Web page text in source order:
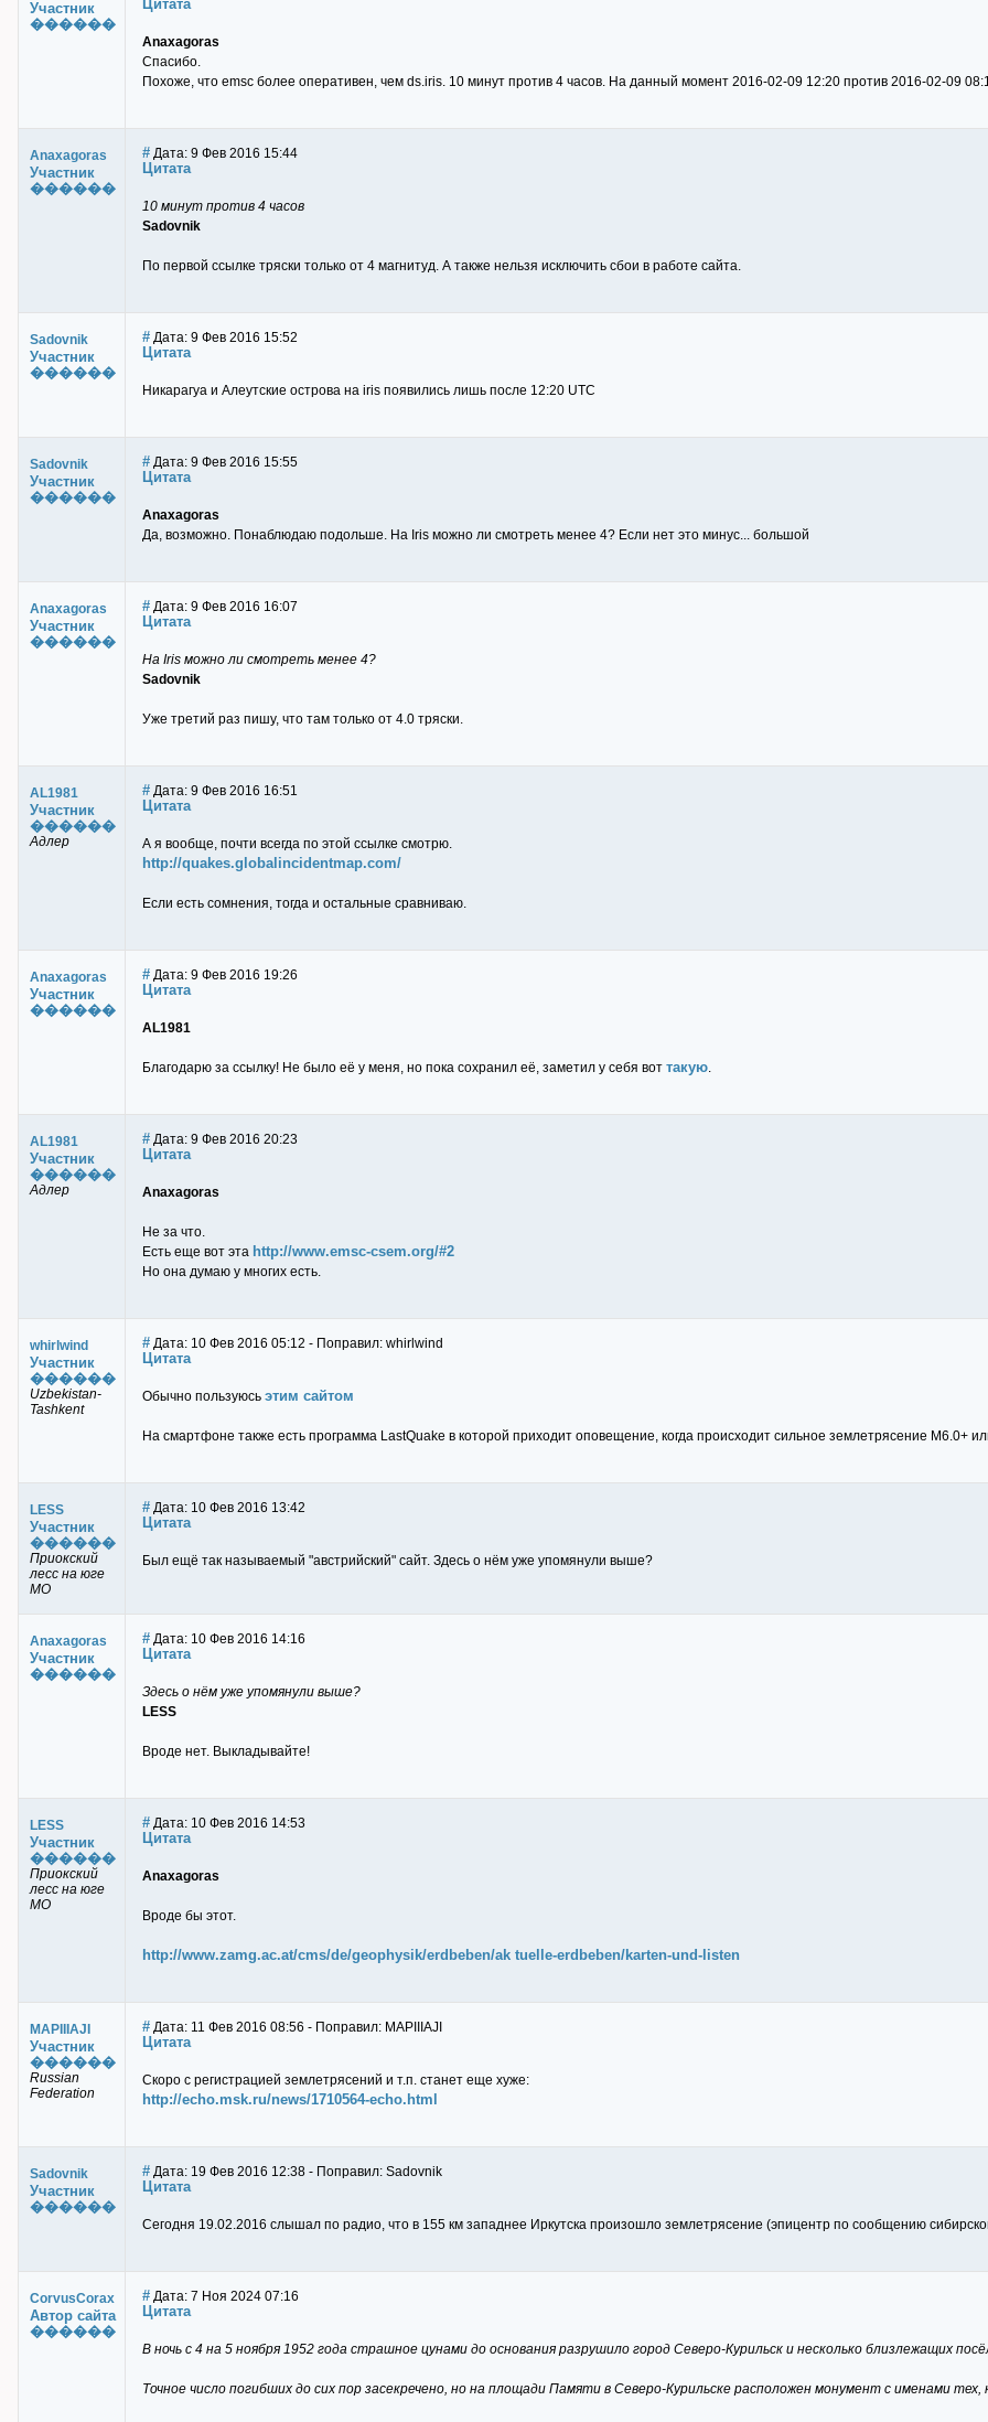
Участник
������
Цитата
Anaxagoras
Спасибо.
Похоже, что emsc более оперативен, чем ds.iris. 10 минут против 4 часов. На данный момент 2016-02-09 12:20 против 2016-02-09
Anaxagoras
Участник
������
# Дата: 9 Фев 2016 15:44
Цитата
10 минут против 4 часов
Sadovnik
По первой ссылке тряски только от 4 магнитуд. А также нельзя исключить сбои в работе сайта.
Sadovnik
Участник
������
# Дата: 9 Фев 2016 15:52
Цитата
Никарагуа и Алеутские острова на iris появились лишь после 12:20 UTC
Sadovnik
Участник
������
# Дата: 9 Фев 2016 15:55
Цитата
Anaxagoras
Да, возможно. Понаблюдаю подольше. На Iris можно ли смотреть менее 4? Если нет это минус... большой
Anaxagoras
Участник
������
# Дата: 9 Фев 2016 16:07
Цитата
На Iris можно ли смотреть менее 4?
Sadovnik
Уже третий раз пишу, что там только от 4.0 тряски.
AL1981
Участник
������
Адлер
# Дата: 9 Фев 2016 16:51
Цитата
А я вообще, почти всегда по этой ссылке смотрю.
http://quakes.globalincidentmap.com/
Если есть сомнения, тогда и остальные сравниваю.
Anaxagoras
Участник
������
# Дата: 9 Фев 2016 19:26
Цитата
AL1981
Благодарю за ссылку! Не было её у меня, но пока сохранил её, заметил у себя вот такую.
AL1981
Участник
������
Адлер
# Дата: 9 Фев 2016 20:23
Цитата
Anaxagoras
Не за что.
Есть еще вот эта http://www.emsc-csem.org/#2
Но она думаю у многих есть.
whirlwind
Участник
������
Uzbekistan-
Tashkent
# Дата: 10 Фев 2016 05:12 - Поправил: whirlwind
Цитата
Обычно пользуюсь этим сайтом
На смартфоне также есть программа LastQuake в которой приходит оповещение, когда происходит сильное землетрясение М6.0+
LESS
Участник
������
Приокский
лесс на юге
МО
# Дата: 10 Фев 2016 13:42
Цитата
Был ещё так называемый "австрийский" сайт. Здесь о нём уже упомянули выше?
Anaxagoras
Участник
������
# Дата: 10 Фев 2016 14:16
Цитата
Здесь о нём уже упомянули выше?
LESS
Вроде нет. Выкладывайте!
LESS
Участник
������
Приокский
лесс на юге
МО
# Дата: 10 Фев 2016 14:53
Цитата
Anaxagoras
Вроде бы этот.
http://www.zamg.ac.at/cms/de/geophysik/erdbeben/ak tuelle-erdbeben/karten-und-listen
MAPIIIAJI
Участник
������
Russian
Federation
# Дата: 11 Фев 2016 08:56 - Поправил: MAPIIIAJI
Цитата
Скоро с регистрацией землетрясений и т.п. станет еще хуже:
http://echo.msk.ru/news/1710564-echo.html
Sadovnik
Участник
������
# Дата: 19 Фев 2016 12:38 - Поправил: Sadovnik
Цитата
Сегодня 19.02.2016 слышал по радио, что в 155 км западнее Иркутска произошло землетрясение (эпицентр по сообщению
CorvusCorax
Автор сайта
������
# Дата: 7 Ноя 2024 07:16
Цитата
В ночь с 4 на 5 ноября 1952 года страшное цунами до основания разрушило город Северо-Курильск и несколько близлежащих
Точное число погибших до сих пор засекречено, но на площади Памяти в Северо-Курильске расположен монумент с именами тех,